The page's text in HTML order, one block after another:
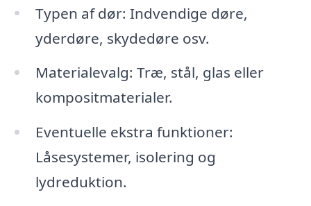
Typen af dør: Indvendige døre,
yderdøre, skydedøre osv.
Materialevalg: Træ, stål, glas eller
kompositmaterialer.
Eventuelle ekstra funktioner:
Låsesystemer, isolering og
lydreduktion.